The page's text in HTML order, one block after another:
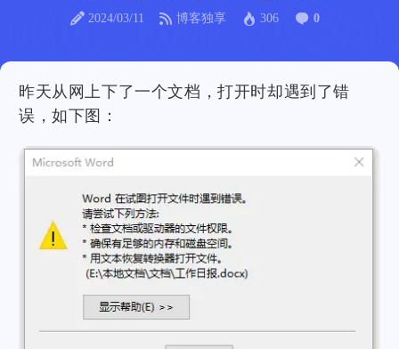
2024/03/11
博客独享 306 0
昨天从网上下了一个文档，打开时却遇到了错
误，如下图：